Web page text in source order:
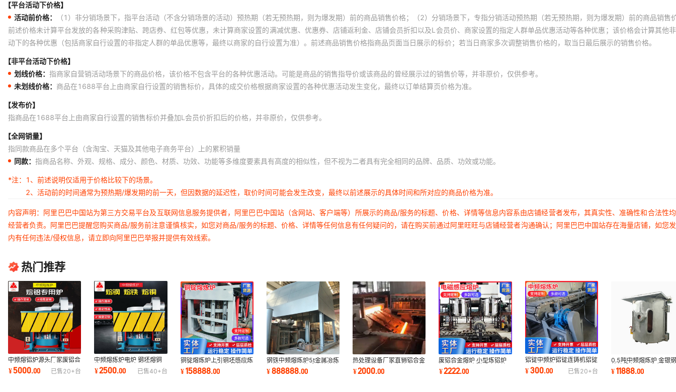
【平台活动下价格】
活动前价格：
（1）非分销场景下，指平台活动（不含分销场景的活动）预热期（若无预热期，则为爆发期）前的商品销售价格；（2）分销场景下，专指分销活动预热期（若无预热期，则为爆发期）前的商品销售
前述价格未计算平台发放的各种采购津贴、跨店券、红包等优惠，未计算商家设置的满减优惠、优惠券、店铺返利金、店铺会员折扣以及L会员价、商家设置的指定人群单品优惠活动等各种优惠；该价格会计算其他
动下的各种优惠（包括商家自行设置的非指定人群的单品优惠等，最终以商家的自行设置为准）。前述商品销售价格指商品页面当日展示的标价；若当日商家多次调整销售价格的，取当日最后展示的销售价格。
【非平台活动下价格】
划线价格： 指商家自营销活动场景下的商品价格，该价格不包含平台的各种优惠活动。可能是商品的销售指导价或该商品的曾经展示过的销售价等，并非原价，仅供参考。
未划线价格： 商品在1688平台上由商家自行设置的销售标价，具体的成交价格根据商家设置的各种优惠活动发生变化，最终以订单结算页价格为准。
【发布价】
指商品在1688平台上由商家自行设置的销售标价并叠加L会员价折扣后的价格，并非原价，仅供参考。
【全网销量】
指同款商品在多个平台（含淘宝、天猫及其他电子商务平台）上的累积销量
同款： 指商品名称、外观、规格、成分、颜色、材质、功效、功能等多维度要素具有高度的相似性，但不视为二者具有完全相同的品牌、品质、功效或功能。
*注：
1、前述说明仅适用于价格比较下的场景。
2、活动前的时间通常为预热期/爆发期的前一天，但因数据的延迟性，取价时间可能会发生改变，最终以前述展示的具体时间和所对应的商品价格为准。
内容声明：阿里巴巴中国站为第三方交易平台及互联网信息服务提供者，阿里巴巴中国站（含网站、客户端等）所展示的商品/服务的标题、价格、详情等信息内容系由店铺经营者发布，其真实性、准确性和合法性
经营者负责。阿里巴巴提醒您购买商品/服务前注意谨慎核实，如您对商品/服务的标题、价格、详情等任何信息有任何疑问的，请在购买前通过阿里旺旺与店铺经营者沟通确认；阿里巴巴中国站存在海量店铺，如您
内有任何违法/侵权信息，请立即向阿里巴巴举报并提供有效线索。
热门推荐
中频熔铝炉源头厂家废铝合
金熔炼炉铝锭连铸熔铝炉
倾倒式熔铝炉
¥5000.00 已售20+台
中频熔炼炉电炉 钢坯熔铜
熔钢熔铁炉 熔金熔银熔铜
熔锡中频熔炼炉
¥2500.00 已售40+台
铜锭熔炼炉上引铜坯感应炼
铜炉 750公斤中频熔炼炉
黄铜铸锭中频炉
¥158888.00
钢铁中频熔炼炉5t金属冶炼
钢铁铜工业无芯感应熔炼炉
钢铝壳熔化炉
¥888888.00
热处理设备厂家直销铝合金
钢坯加热高温台车炉真空炉
中高频加热炉
¥2000.00
废铝合金熔炉 小型炼铝炉
铝液保温炉 电磁感应熔炉
废铝炼铝炉
¥2222.00
铝锭中频炉铝锭连铸机铝锭
浇铸机铝锭铸造机铝锭浇注
机中频熔炼炉
¥300.00 已售20+台
0.5吨中频熔炼炉 金银
熔炉设备 中频感应加热
熔铜炉熔炼炉
¥11888.00